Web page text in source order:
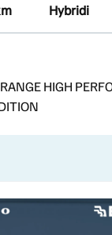
Hybridi
HIGH